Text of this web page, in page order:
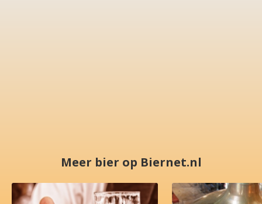
Meer bier op Biernet.nl